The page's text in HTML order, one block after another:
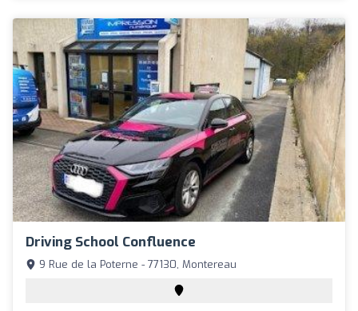
Driving School Confluence
9 Rue de la Poterne - 77130, Montereau